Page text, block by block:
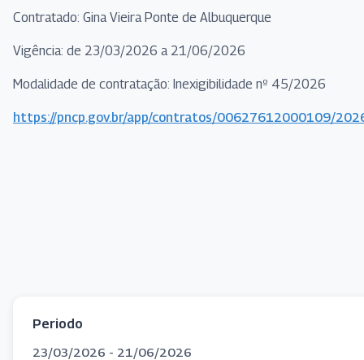
Contratado: Gina Vieira Ponte de Albuquerque
Vigência: de 23/03/2026 a 21/06/2026
Modalidade de contratação: Inexigibilidade nº 45/2026
https://pncp.gov.br/app/contratos/00627612000109/
Periodo
23/03/2026 - 21/06/2026